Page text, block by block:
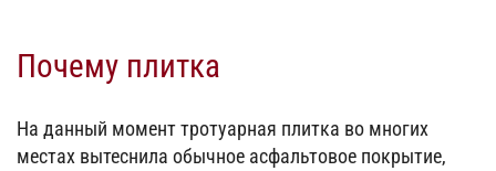
Почему плитка
На данный момент тротуарная плитка во многих
местах вытеснила обычное асфальтовое покрытие,